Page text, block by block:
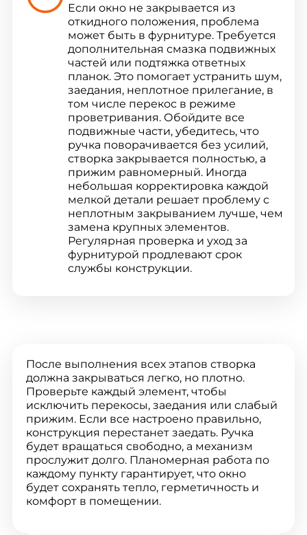
Если окно не закрывается из
откидного положения, проблема
может быть в фурнитуре. Требуется
дополнительная смазка подвижных
частей или подтяжка ответных
планок. Это помогает устранить шум,
заедания, неплотное прилегание, в
том числе перекос в режиме
проветривания. Обойдите все
подвижные части, убедитесь, что
ручка поворачивается без усилий,
створка закрывается полностью, а
прижим равномерный. Иногда
небольшая корректировка каждой
мелкой детали решает проблему с
неплотным закрыванием лучше, чем
замена крупных элементов.
Регулярная проверка и уход за
фурнитурой продлевают срок
службы конструкции.
После выполнения всех этапов створка
должна закрываться легко, но плотно.
Проверьте каждый элемент, чтобы
исключить перекосы, заедания или слабый
прижим. Если все настроено правильно,
конструкция перестанет заедать. Ручка
будет вращаться свободно, а механизм
прослужит долго. Планомерная работа по
каждому пункту гарантирует, что окно
будет сохранять тепло, герметичность и
комфорт в помещении.